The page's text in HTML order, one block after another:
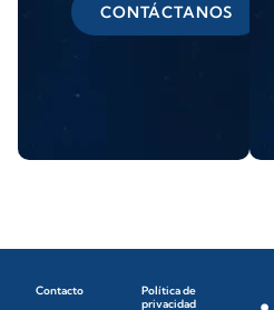
CONTÁCTANOS
Contacto
Política de
privacidad